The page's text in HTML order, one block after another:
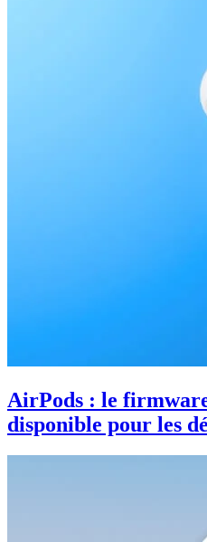
AirPods : le
disponible pour les